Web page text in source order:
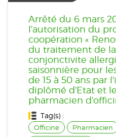
Arrêté du 6 mars
l'autorisation du
coopération «
du traitement de
conjonctivite
saisonnière pour
de 15 à 50 ans par
diplômé d'Etat et le
pharmacien
Tag(s) :
Officine
Pharmacien